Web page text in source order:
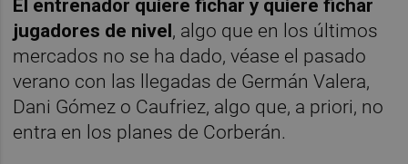
El entrenador quiere fichar y quiere fichar
jugadores de nivel, algo que en los últimos
mercados no se ha dado, véase el pasado
verano con las llegadas de Germán Valera,
Dani Gómez o Caufriez, algo que, a priori, no
entra en los planes de Corberán.